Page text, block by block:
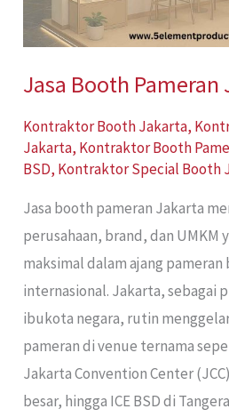
Jasa Booth Pameran
Kontraktor Booth Jakarta,
Jakarta, Kontraktor Booth
BSD, Kontraktor Special Booth
Jasa booth pameran Jakarta
perusahaan, brand, dan UMKM
maksimal dalam ajang
internasional. Jakarta, sebagai
ibukota negara, rutin
pameran di venue ternama
Jakarta Convention Center
besar, hingga ICE BSD di